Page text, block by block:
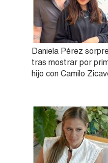
Daniela Pérez
tras mostrar por
hijo con Camilo